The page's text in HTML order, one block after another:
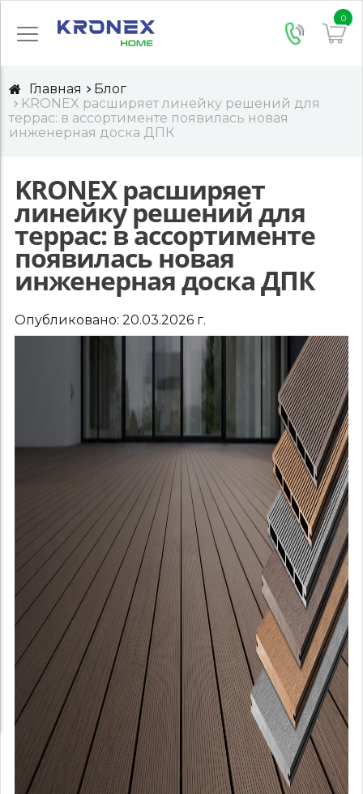
0
Главная
Блог
KRONEX расширяет линейку решений для
террас: в ассортименте появилась новая
инженерная доска ДПК
KRONEX расширяет
линейку решений для
террас: в ассортименте
появилась новая
инженерная доска ДПК
Опубликовано:20.03.2026 г.